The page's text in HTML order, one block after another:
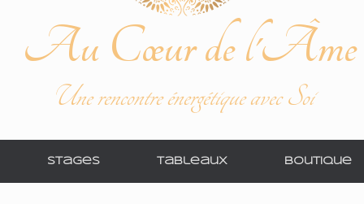
Au Cœur de l'Âme
Une rencontre énergétique avec Soi
Stages Tableaux Boutique